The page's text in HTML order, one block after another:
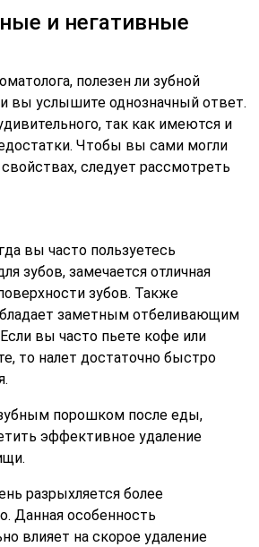
и негативные
полезен ли зубной
вы услышите однозначный ответ.
так как имеются и
Чтобы вы сами могли
следует рассмотреть
вы часто пользуетесь
зубов, замечается отличная
зубов. Также
заметным отбеливающим
вы часто пьете кофе или
то налет достаточно быстро
порошком после еды,
эффективное удаление
разрыхляется более
Данная особенность
влияет на скорое удаление